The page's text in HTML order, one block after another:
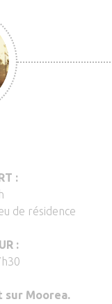
:
de résidence
:
Moorea.